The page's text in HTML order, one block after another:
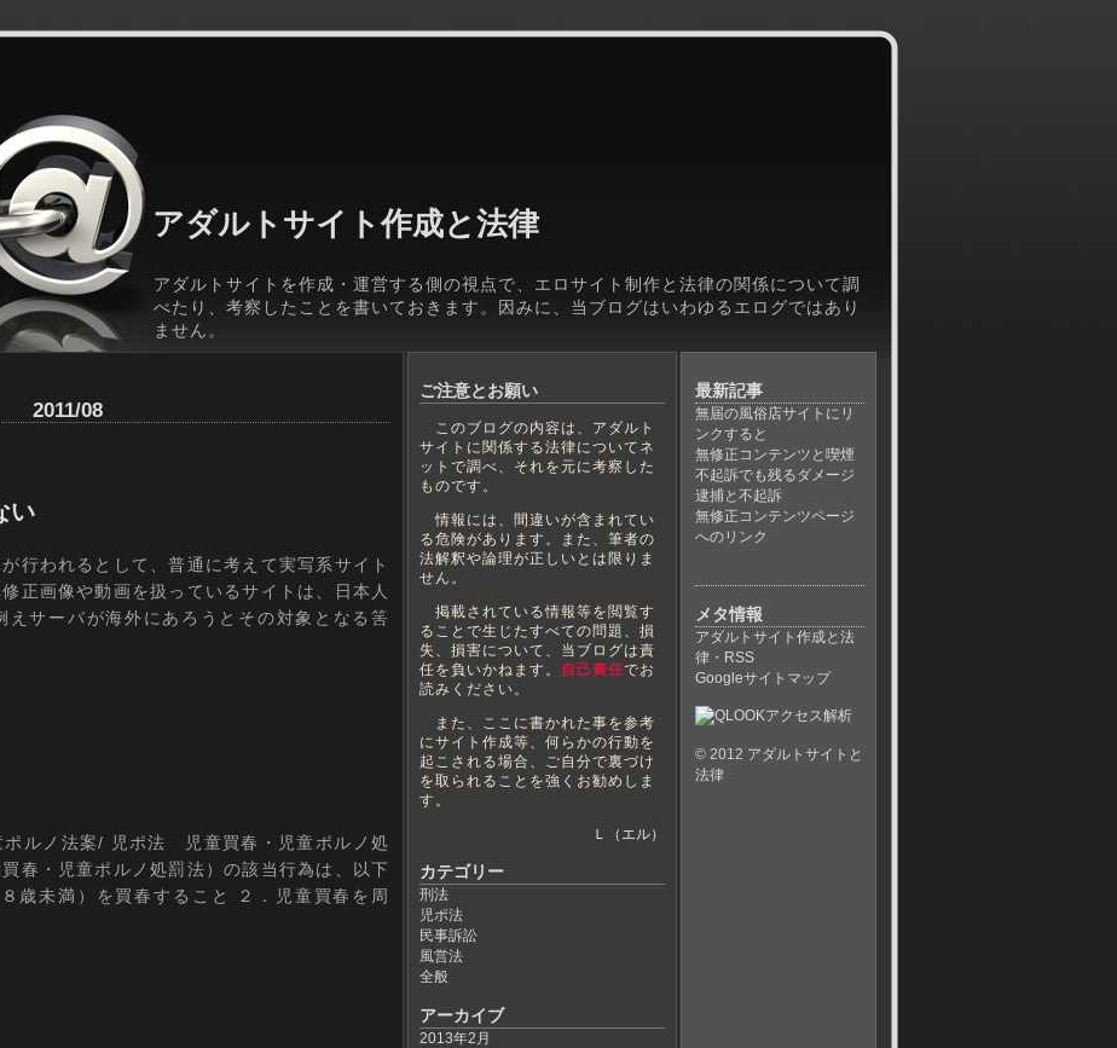
アダルトサイト作成と法律
アダルトサイトを作成・運営する側の視点で、エロサイト制作と法律の関係について調
べたり、考察したことを書いておきます。因みに、当ブログはいわゆるエログではあり
ません。
2011/08
い
行われるとして、普通に考えて実写系サイト
正画像や動画を扱っているサイトは、日本人
えサーバが海外にあろうとその対象となる筈
ルノ法案/ 児ポ法 児童買春・児童ポルノ処
春・児童ポルノ処罰法）の該当行為は、以下
歳未満）を買春すること ２．児童買春を周
ご注意とお願い
このブログの内容は、アダルト
サイトに関係する法律についてネ
ットで調べ、それを元に考察した
ものです。
情報には、間違いが含まれてい
る危険があります。また、筆者の
法解釈や論理が正しいとは限りま
せん。
掲載されている情報等を閲覧す
ることで生じたすべての問題、損
失、損害について、当ブログは責
任を負いかねます。 自己責任でお
読みください。
また、ここに書かれた事を参考
にサイト作成等、何らかの行動を
起こされる場合、ご自分で裏づけ
を取られることを強くお勧めしま
す。
Ｌ（エル）
カテゴリー
刑法
児ポ法
民事訴訟
風営法
全般
アーカイブ
2013年2月
最新記事
無届の風俗店サイトにリ
ンクすると
無修正コンテンツと喫煙
不起訴でも残るダメージ
逮捕と不起訴
無修正コンテンツページ
へのリンク
メタ情報
アダルトサイト作成と法
律・RSS
Googleサイトマップ
© 2012 アダルトサイトと
法律